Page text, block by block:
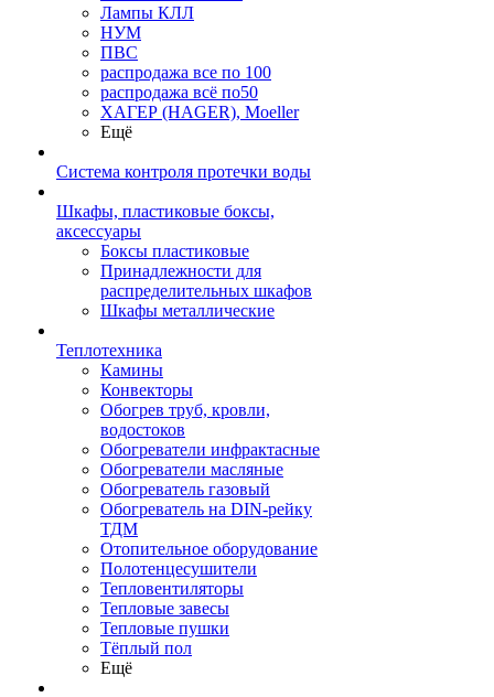
Лампы КЛЛ
НУМ
ПВС
распродажа все по 100
распродажа всё по50
ХАГЕР (HAGER), Moeller
Ещё
Система контроля протечки воды
Шкафы, пластиковые боксы,
аксессуары
Боксы пластиковые
Принадлежности для
распределительных шкафов
Шкафы металлические
Теплотехника
Камины
Конвекторы
Обогрев труб, кровли,
водостоков
Обогреватели инфрактасные
Обогреватели масляные
Обогреватель газовый
Обогреватель на DIN-рейку
ТДМ
Отопительное оборудование
Полотенцесушители
Тепловентиляторы
Тепловые завесы
Тепловые пушки
Тёплый пол
Ещё